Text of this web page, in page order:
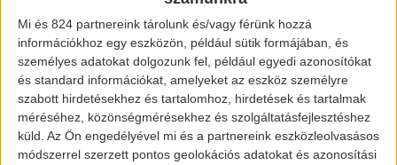
Mi és 824 partnereink tárolunk és/vagy férünk hozzá
információkhoz egy eszközön, például sütik formájában, és
személyes adatokat dolgozunk fel, például egyedi azonosítókat
és standard információkat, amelyeket az eszköz személyre
szabott hirdetésekhez és tartalomhoz, hirdetések és tartalmak
méréséhez, közönségmérésekhez és szolgáltatásfejlesztéshez
küld. Az Ön engedélyével mi és a partnereink eszközleolvasásos
módszerrel szerzett pontos geolokációs adatokat és azonosítási
Ulrich Kranz
Néhány hónappal ezelőtt Kranz elhagyta
szerepét az önvezető Canoo startup-nál,
és úgy tűnik, hogy az Apple meglehetősen